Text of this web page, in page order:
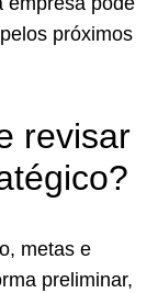
próximos
revisar
metas e
preliminar,